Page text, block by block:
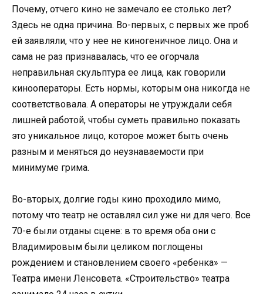
Почему, отчего кино не замечало ее столько лет?
Здесь не одна причина. Во-первых, с первых же проб
ей заявляли, что у нее не киногеничное лицо. Она и
сама не раз признавалась, что ее огорчала
неправильная скульптура ее лица, как говорили
кинооператоры. Есть нормы, которым она никогда не
соответствовала. А операторы не утруждали себя
лишней работой, чтобы суметь правильно показать
это уникальное лицо, которое может быть очень
разным и меняться до неузнаваемости при
минимуме грима.
Во-вторых, долгие годы кино проходило мимо,
потому что театр не оставлял сил уже ни для чего. Все
70-е были отданы сцене: в то время оба они с
Владимировым были целиком поглощены
рождением и становлением своего «ребенка» —
Театра имени Ленсовета. «Строительство» театра